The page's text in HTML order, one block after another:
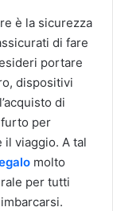
è la sicurezza
di fare
portare
dispositivi
di
per
viaggio. A tal
molto
per tutti